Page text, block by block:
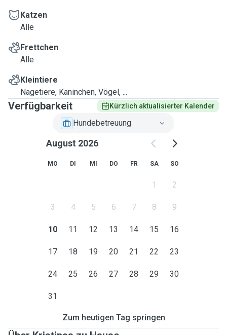
Katzen
Alle
Frettchen
Alle
Kleintiere
Nagetiere, Kaninchen, Vögel, ...
Verfügbarkeit Kürzlich aktualisierter Kalender
Hundebetreuung
August 2026
MO DI MI DO FR SA SO
1 2
3 4 5 6 7 8 9
10 11 12 13 14 15 16
17 18 19 20 21 22 23
24 25 26 27 28 29 30
31
Zum heutigen Tag springen